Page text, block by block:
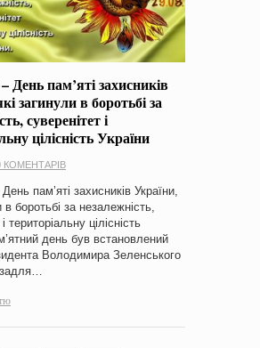
День пам’яті захисників
загинули в боротьбі за
суверенітет і
цілісність України
КОМЕНТАРІВ
пам’яті захисників України,
в боротьбі за незалежність,
територіальну цілісність
день був встановлений
Володимира Зеленського
задля…